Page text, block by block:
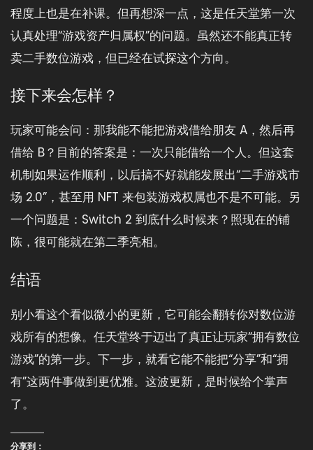
程度上也是在补课。但再想深一点，这是任天堂第一次
认真处理“游戏资产归属权”的问题。虽然还不能真正转
卖二手数位游戏，但已经在试探这个方向。
接下来会怎样？
玩家可能会问：那我能不能把游戏借给朋友 A，然后再
借给 B？目前的答案是：一次只能借给一个人。但这套
机制如果运作顺利，以后搞不好就能发展出“二手游戏市
场 2.0”，甚至用 NFT 来包装游戏权属也不是不可能。另
一个问题是：Switch 2 到底什么时候来？照现在的铺
陈，很可能就在第二季亮相。
结语
别小看这个看似微小的更新，它可能会翻转你对数位游
戏所有的想像。任天堂终于迈出了真正让玩家“拥有数位
游戏”的第一步。下一步，就看它能不能把“分享”和“拥
有”这两件事做到更优雅。这波更新，是时候给个掌声
了。
分享到：